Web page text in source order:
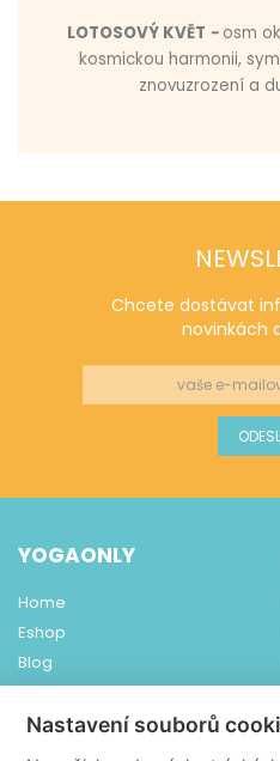
LOTOSOVÝ KVĚT - osm
kosmickou harmonii,
znovuzrození a
Chcete dostávat
novinkách
YOGAONLY
Home
Eshop
Blog
Obchodní podmínky
Dodání a platba
Nastavení souborů